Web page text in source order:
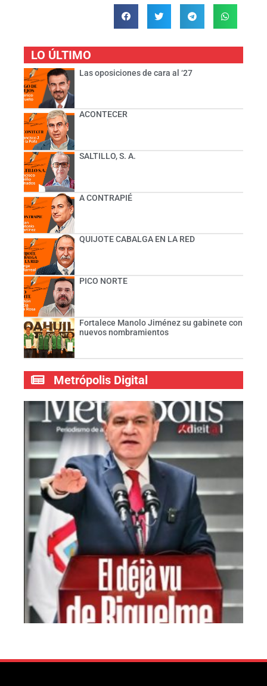
LO ÚLTIMO
Las oposiciones de cara al ‘27
ACONTECER
SALTILLO, S. A.
A CONTRAPIÉ
QUIJOTE CABALGA EN LA RED
PICO NORTE
Fortalece Manolo Jiménez su gabinete con
nuevos nombramientos
Metrópolis Digital